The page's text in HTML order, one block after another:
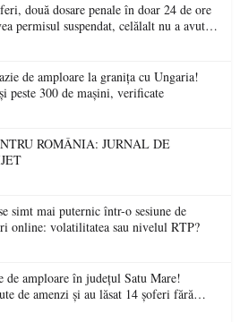
două dosare penale în doar 24 de ore
permisul suspendat, celălalt nu a avut
de amploare la granița cu Ungaria!
peste 300 de mașini, verificate
ROMÂNIA: JURNAL DE
simt mai puternic într-o sesiune de
online: volatilitatea sau nivelul RTP?
de amploare în județul Satu Mare!
de amenzi și au lăsat 14 șoferi fără
zi